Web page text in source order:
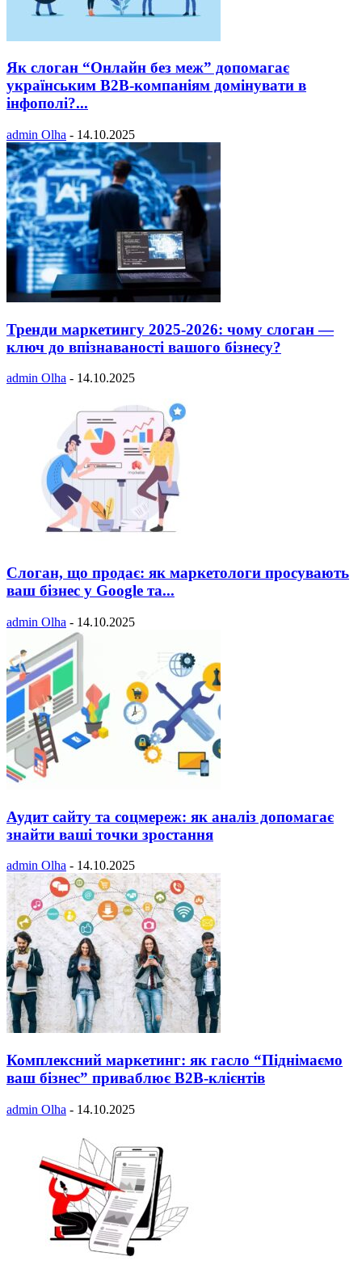
Як слоган “Онлайн без меж” допомагає
українським B2B-компаніям домінувати в
інфополі?...
admin Olha - 14.10.2025
Тренди маркетингу 2025-2026: чому слоган —
ключ до впізнаваності вашого бізнесу?
admin Olha - 14.10.2025
Слоган, що продає: як маркетологи просувають
ваш бізнес у Google та...
admin Olha - 14.10.2025
Аудит сайту та соцмереж: як аналіз допомагає
знайти ваші точки зростання
admin Olha - 14.10.2025
Комплексний маркетинг: як гасло “Піднімаємо
ваш бізнес” приваблює B2B-клієнтів
admin Olha - 14.10.2025